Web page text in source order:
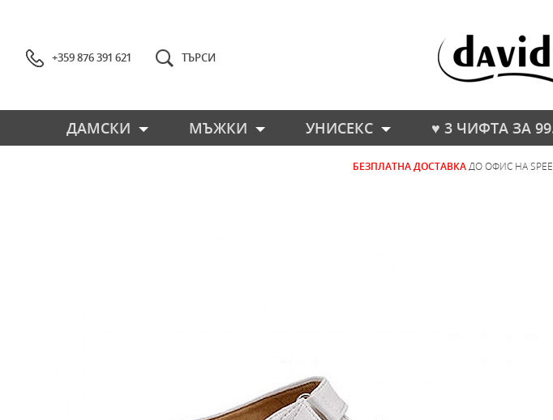
+359 876 391 621 ТЪРСИ
ДАМСКИ МЪЖКИ УНИСЕКС ♥ 3 ЧИФТА ЗА
БЕЗПЛАТНА ДОСТАВКА ДО ОФИС НА